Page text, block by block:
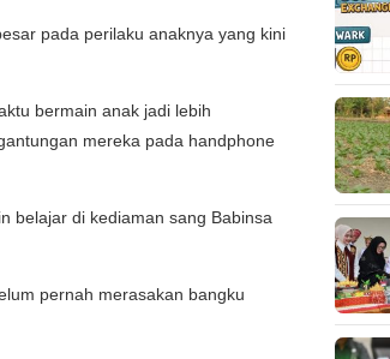
pada perilaku anaknya yang kini
bermain anak jadi lebih
mereka pada handphone
belajar di kediaman sang Babinsa
pernah merasakan bangku